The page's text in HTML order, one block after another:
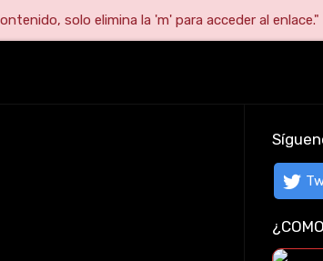
solo elimina la 'm' para acceder al enlace."